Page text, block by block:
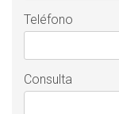
Teléfono
Consulta